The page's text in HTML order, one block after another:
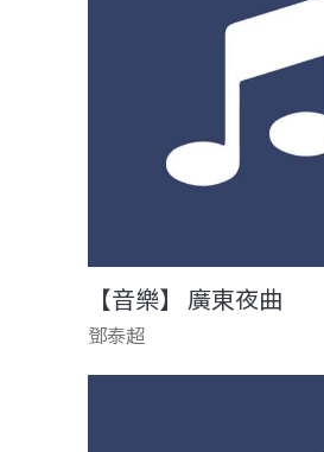
【音樂】 廣東夜曲
鄧泰超